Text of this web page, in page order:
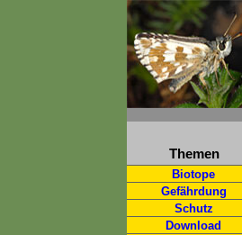
Themen
Biotope
Gefährdung
Schutz
Download